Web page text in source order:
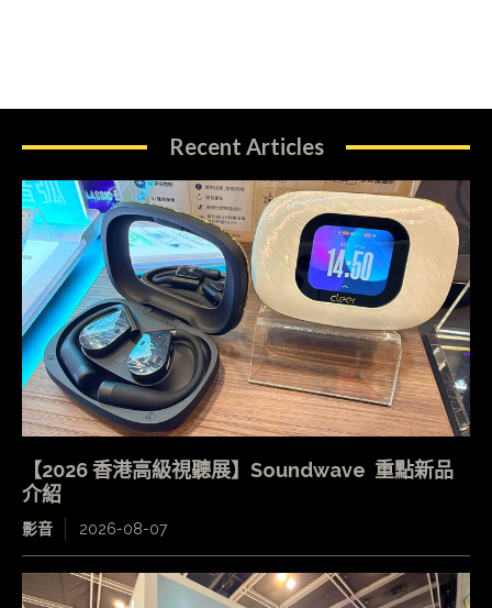
Recent Articles
【2026 香港高級視聽展】Soundwave 重點新品
介紹
影音 2026-08-07